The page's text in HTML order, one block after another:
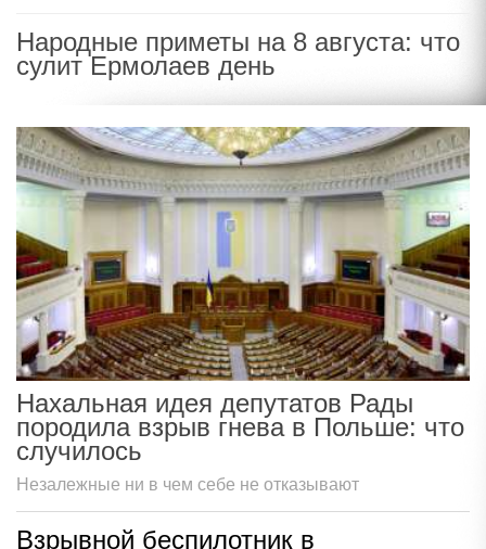
Народные приметы на 8 августа: что
сулит Ермолаев день
Нахальная идея депутатов Рады
породила взрыв гнева в Польше: что
случилось
Незалежные ни в чем себе не отказывают
Взрывной беспилотник в